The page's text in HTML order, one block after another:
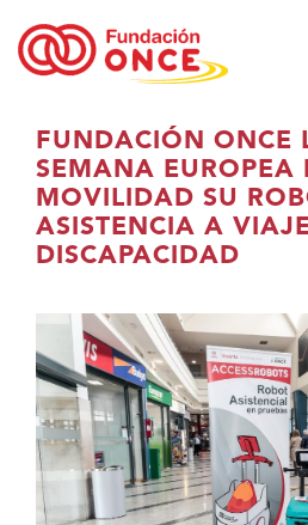
Eduki
nagusian
zaude
FUNDACIÓN ONCE
SEMANA EUROPEA
MOVILIDAD SU
ASISTENCIA A
DISCAPACIDAD